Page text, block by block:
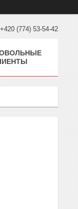
+420 (774) 53-54-42